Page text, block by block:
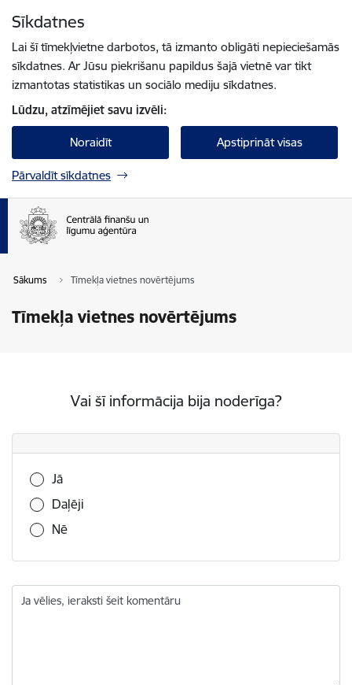
Sīkdatnes
Lai šī tīmekļvietne darbotos, tā izmanto obligāti nepieciešamās
sīkdatnes. Ar Jūsu piekrišanu papildus šajā vietnē var tikt
izmantotas statistikas un sociālo mediju sīkdatnes.
Lūdzu, atzīmējiet savu izvēli:
Noraidīt Apstiprināt visas
Pārvaldīt sīkdatnes
Sākums Tīmekļa vietnes novērtējums
Tīmekļa vietnes novērtējums
Vai šī informācija bija noderīga?
Vai šī informācija bija noderīga?
Jā
Daļēji
Nē
Ja vēlies, ieraksti šeit komentāru